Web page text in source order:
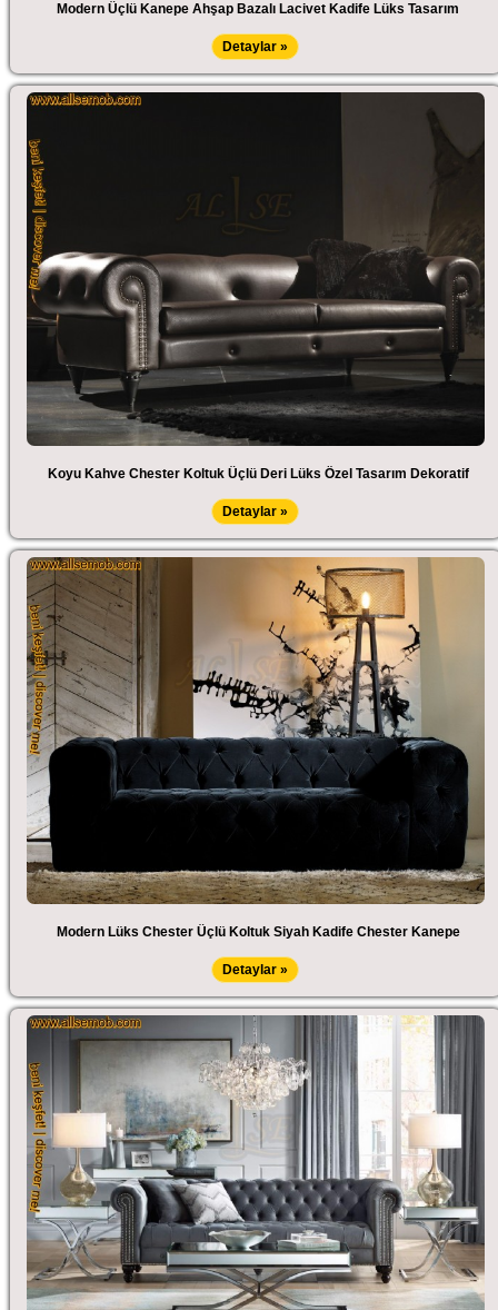
Modern Üçlü Kanepe Ahşap Bazalı Lacivet Kadife Lüks Tasarım
Detaylar »
Koyu Kahve Chester Koltuk Üçlü Deri Lüks Özel Tasarım Dekoratif
Detaylar »
Modern Lüks Chester Üçlü Koltuk Siyah Kadife Chester Kanepe
Detaylar »